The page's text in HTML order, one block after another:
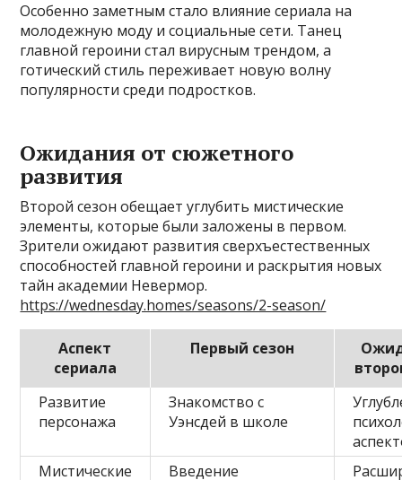
Особенно заметным стало влияние сериала на
молодежную моду и социальные сети. Танец
главной героини стал вирусным трендом, а
готический стиль переживает новую волну
популярности среди подростков.
Ожидания от сюжетного
развития
Второй сезон обещает углубить мистические
элементы, которые были заложены в первом.
Зрители ожидают развития сверхъестественных
способностей главной героини и раскрытия новых
тайн академии Невермор.
https://wednesday.homes/seasons/2-season/
Аспект
сериала
Первый сезон
Развитие
персонажа
Знакомство с
Уэнсдей в школе
Мистические
Введение